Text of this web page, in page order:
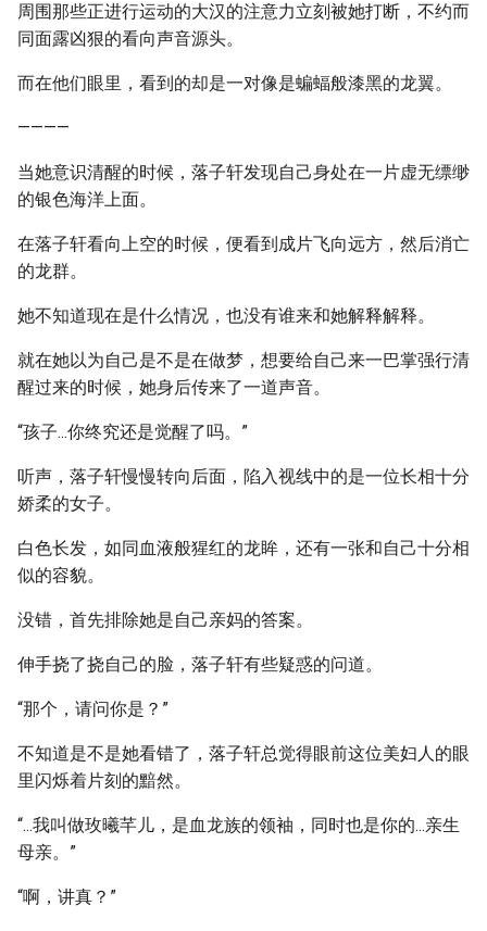
周围那些正进行运动的大汉的注意力立刻被她打断，不约而
同面露凶狠的看向声音源头。
而在他们眼里，看到的却是一对像是蝙蝠般漆黑的龙翼。
————
当她意识清醒的时候，落子轩发现自己身处在一片虚无缥缈
的银色海洋上面。
在落子轩看向上空的时候，便看到成片飞向远方，然后消亡
的龙群。
她不知道现在是什么情况，也没有谁来和她解释解释。
就在她以为自己是不是在做梦，想要给自己来一巴掌强行清
醒过来的时候，她身后传来了一道声音。
“孩子...你终究还是觉醒了吗。”
听声，落子轩慢慢转向后面，陷入视线中的是一位长相十分
娇柔的女子。
白色长发，如同血液般猩红的龙眸，还有一张和自己十分相
似的容貌。
没错，首先排除她是自己亲妈的答案。
伸手挠了挠自己的脸，落子轩有些疑惑的问道。
“那个，请问你是？”
不知道是不是她看错了，落子轩总觉得眼前这位美妇人的眼
里闪烁着片刻的黯然。
“...我叫做玫曦芊儿，是血龙族的领袖，同时也是你的...亲生
母亲。”
“啊，讲真？”